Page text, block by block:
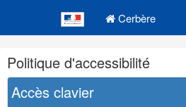
Cerbère
Navigation
et
outils
annexes
Politique d'accessibilité
Accès clavier